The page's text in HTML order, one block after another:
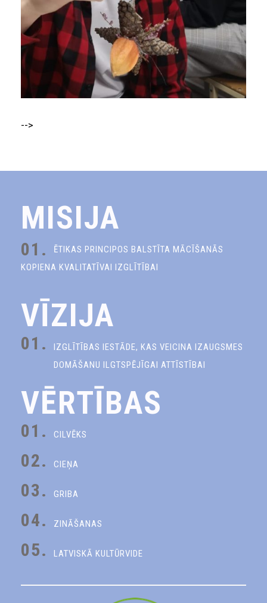
-->
MISIJA
01.
ĒTIKAS PRINCIPOS BALSTĪTA MĀCĪŠANĀS
KOPIENA KVALITATĪVAI IZGLĪTĪBAI
VĪZIJA
01.
IZGLĪTĪBAS IESTĀDE, KAS VEICINA IZAUGSMES
DOMĀŠANU ILGTSPĒJĪGAI ATTĪSTĪBAI
VĒRTĪBAS
01. CILVĒKS
02. CIEŅA
03. GRIBA
04. ZINĀŠANAS
05. LATVISKĀ KULTŪRVIDE